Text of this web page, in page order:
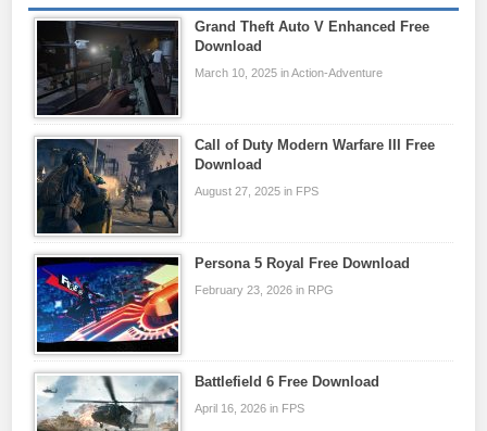
Grand Theft Auto V Enhanced Free
Download
March 10, 2025 in Action-Adventure
Call of Duty Modern Warfare III Free
Download
August 27, 2025 in FPS
Persona 5 Royal Free Download
February 23, 2026 in RPG
Battlefield 6 Free Download
April 16, 2026 in FPS